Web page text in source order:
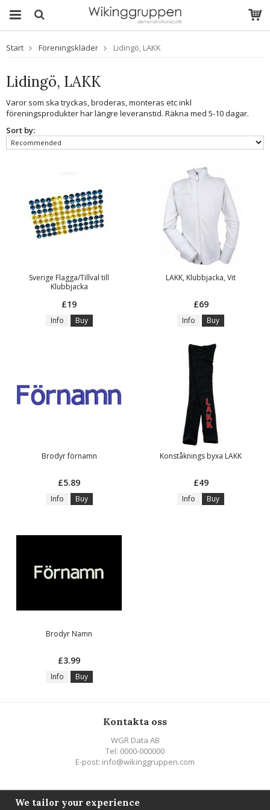
Start Föreningskläder Lidingö, LAKK
Lidingö, LAKK
Varor som ska tryckas, broderas, monteras etc inkl
föreningsprodukter har längre leveranstid. Räkna med 5-10 dagar.
Sort by:
Sverige Flagga/Tillval till
Klubbjacka
£19
Info Buy
LAKK, Klubbjacka, Vit
£69
Info Buy
Brodyr förnamn
£5.89
Info Buy
Konståknings byxa LAKK
£49
Info Buy
Brodyr Namn
£3.99
Info Buy
Kontakta oss
WGR Data AB
Tel: 0000-000000
E-post: info@wikinggruppen.com
We tailor your experience